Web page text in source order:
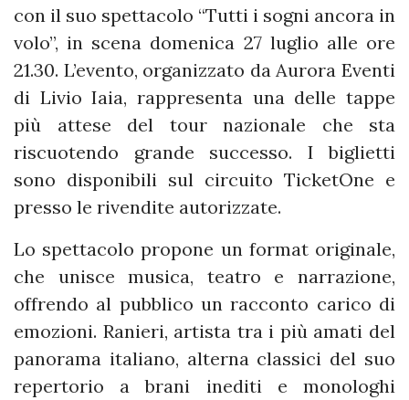
con il suo spettacolo “Tutti i sogni ancora in
volo”, in scena domenica 27 luglio alle ore
21.30. L’evento, organizzato da Aurora Eventi
di Livio Iaia, rappresenta una delle tappe
più attese del tour nazionale che sta
riscuotendo grande successo. I biglietti
sono disponibili sul circuito TicketOne e
presso le rivendite autorizzate.
Lo spettacolo propone un format originale,
che unisce musica, teatro e narrazione,
offrendo al pubblico un racconto carico di
emozioni. Ranieri, artista tra i più amati del
panorama italiano, alterna classici del suo
repertorio a brani inediti e monologhi